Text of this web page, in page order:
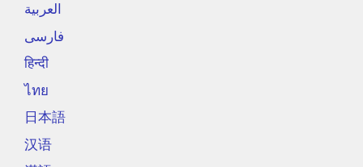
العربية
فارسی
हिन्दी
ไทย
日本語
汉语